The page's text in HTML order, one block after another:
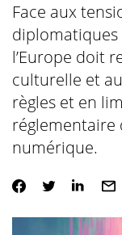
Face aux
diplomatiques
l’Europe doit
culturelle et
règles et en
réglementaire
numérique.